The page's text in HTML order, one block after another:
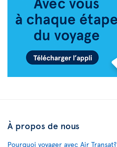
À propos de nous
Pourquoi voyager avec Air Transat?